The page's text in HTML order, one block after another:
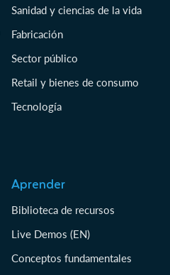
Sanidad y ciencias de la vida
Fabricación
Sector público
Retail y bienes de consumo
Tecnología
Aprender
Biblioteca de recursos
Live Demos (EN)
Conceptos fundamentales